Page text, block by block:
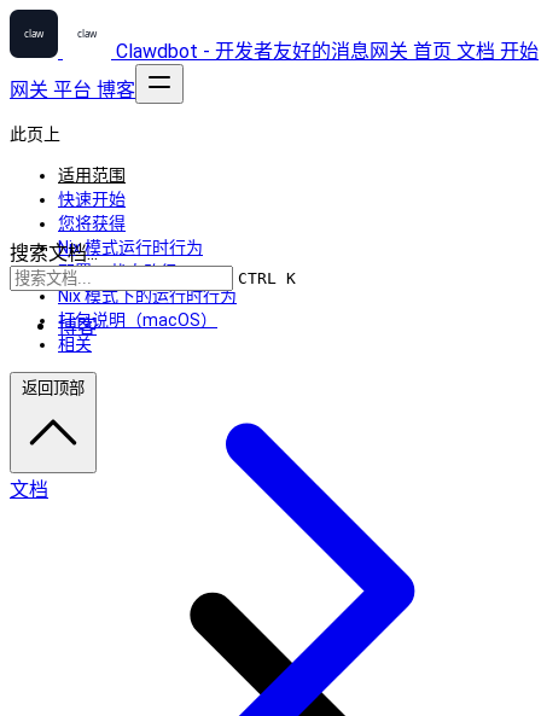
Clawdbot - 开发者友好的消息网关 首页 文档 开始
网关 平台 博客
搜索文档...
CTRL K
博客
此页上
适用范围
快速开始
您将获得
Nix 模式运行时行为
配置 + 状态路径
Nix 模式下的运行时行为
打包说明（macOS）
相关
返回顶部
文档